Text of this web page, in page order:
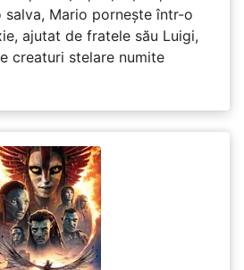
salva, Mario pornește într-o
ajutat de fratele său Luigi,
creaturi stelare numite